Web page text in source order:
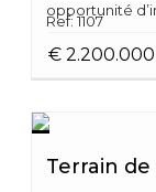
opportunité
Ref: 1107
€ 2.200.000
Terrain